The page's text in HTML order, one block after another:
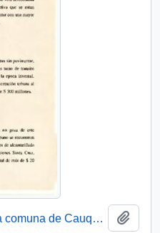
Principales problemas de la comuna de Cauquenes